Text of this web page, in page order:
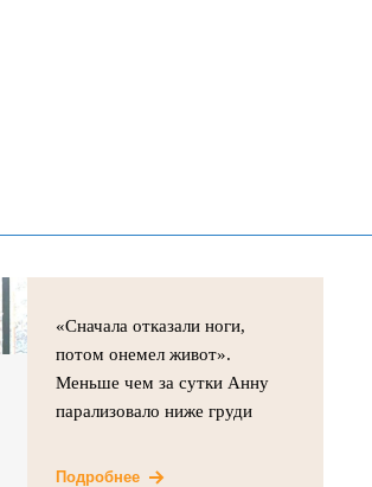
«Сначала отказали ноги,
потом онемел живот».
Меньше чем за сутки Анну
парализовало ниже груди
Подробнее